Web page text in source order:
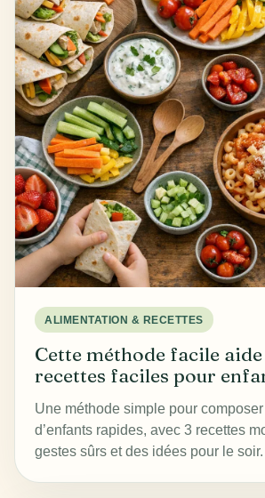
ALIMENTATION & RECETTES
Cette méthode facile
recettes faciles pour
Une méthode simple pour
d’enfants rapides, avec 3 recettes
gestes sûrs et des idées pour le soir.